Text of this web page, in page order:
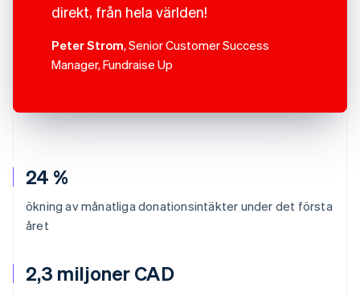
24 %
ökning av månatliga donationsintäkter under det första
året
2,3 miljoner CAD
direkt, från hela världen!
Peter Strom, Senior Customer Success
Manager, Fundraise Up